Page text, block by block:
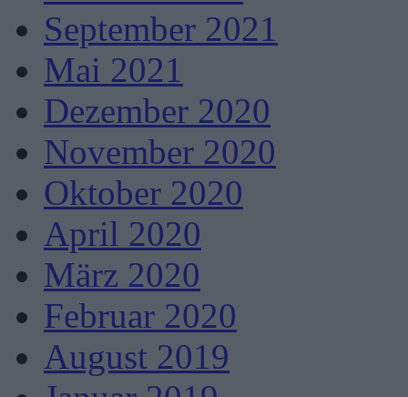
September 2021
Mai 2021
Dezember 2020
November 2020
Oktober 2020
April 2020
März 2020
Februar 2020
August 2019